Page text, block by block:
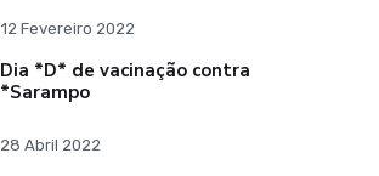
12 Fevereiro 2022
Dia *D* de vacinação contra
*Sarampo
28 Abril 2022